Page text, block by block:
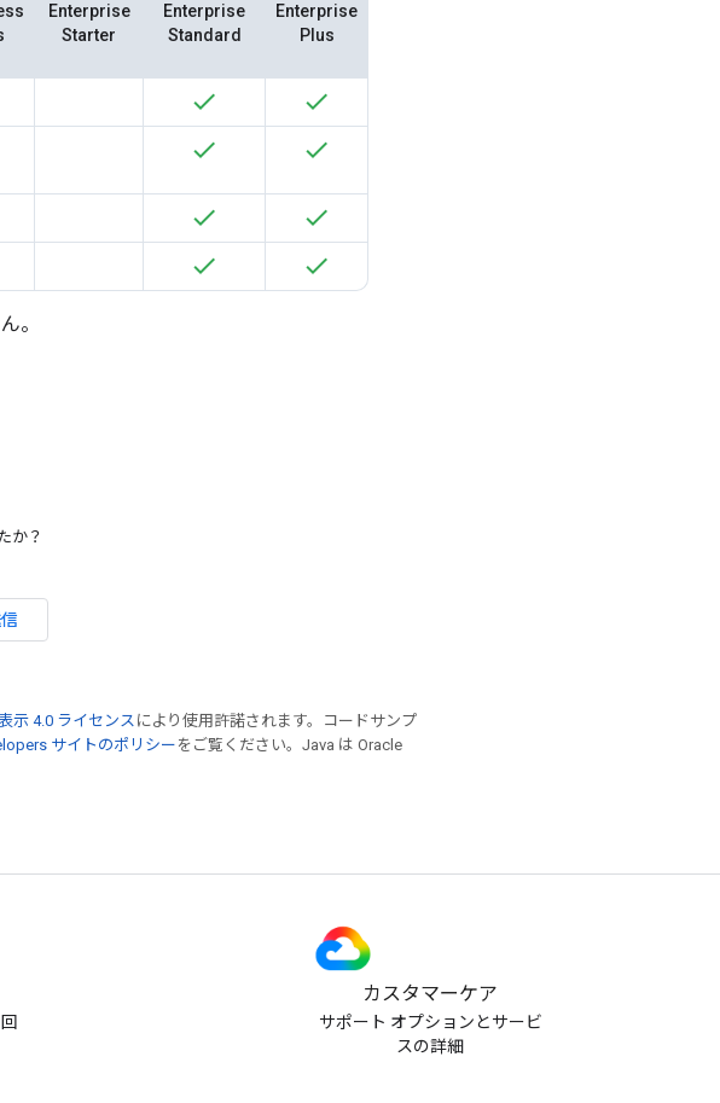
Enterprise
Starter
Enterprise
Standard
Enterprise
Plus
。
か？
示 4.0 ライセンス により使用許諾されます。コードサンプ
サイトのポリシー をご覧ください。Java は Oracle
カスタマーケア
サポート オプションとサービ
スの詳細